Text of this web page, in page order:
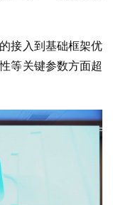
接入到基础框架优
等关键参数方面超